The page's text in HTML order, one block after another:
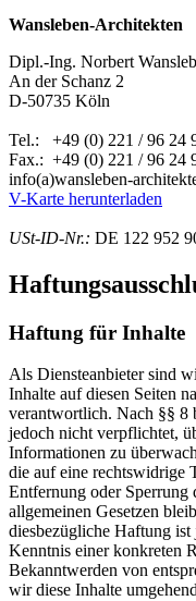
Wansleben-Architekten
Dipl.-Ing. Norbert
An der Schanz 2
D-50735 Köln
Tel.: +49 (0) 221 / 96 24
Fax.: +49 (0) 221 / 96 24
info(a)wansleben-
V-Karte herunterladen
USt-ID-Nr.: DE 122 952
Haftung für Inhalte
Als Diensteanbieter sind
Inhalte auf diesen Seiten
verantwortlich. Nach §§ 8
jedoch nicht verpflichtet,
Informationen zu
die auf eine rechtswidrige
Entfernung oder
allgemeinen Gesetzen
diesbezügliche Haftung
Kenntnis einer konkreten
Bekanntwerden von
wir diese Inhalte